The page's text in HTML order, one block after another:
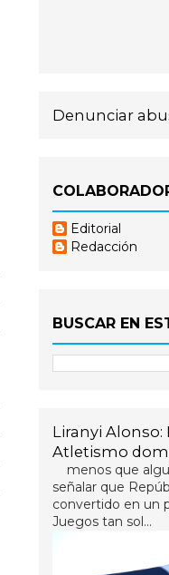
Denunciar
Editorial
Redacción
BUSCAR EN
Liranyi Alonso:
Atletismo
menos que
señalar que
convertido en un
Juegos tan sol...